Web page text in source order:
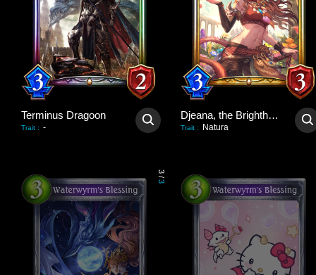
Terminus Dragoon
Trait : -
Djeana, the Brighthearted
Trait : Natura
3
/
3